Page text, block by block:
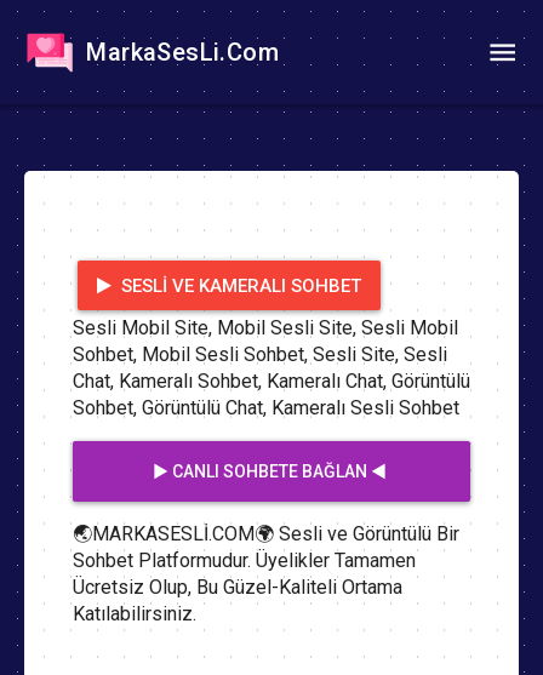
MarkaSesLi.Com
SESLI VE KAMERALI SOHBET
Sesli Mobil Site, Mobil Sesli Site, Sesli Mobil
Sohbet, Mobil Sesli Sohbet, Sesli Site, Sesli
Chat, Kameralı Sohbet, Kameralı Chat, Görüntülü
Sohbet, Görüntülü Chat, Kameralı Sesli Sohbet
▶️ CANLI SOHBETE BAĞLAN ◀️
🌏MARKASESLİ.COM🌍 Sesli ve Görüntülü Bir
Sohbet Platformudur. Üyelikler Tamamen
Ücretsiz Olup, Bu Güzel-Kaliteli Ortama
Katılabilirsiniz.